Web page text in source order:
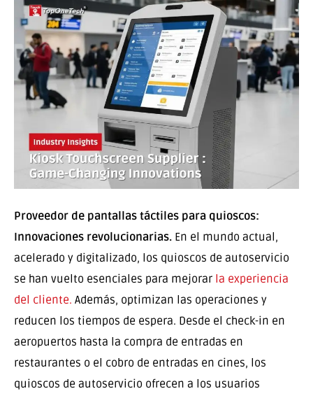
Proveedor de pantallas táctiles para quioscos:
Innovaciones revolucionarias. En el mundo actual,
acelerado y digitalizado, los quioscos de autoservicio
se han vuelto esenciales para mejorar la experiencia
del cliente. Además, optimizan las operaciones y
reducen los tiempos de espera. Desde el check-in en
aeropuertos hasta la compra de entradas en
restaurantes o el cobro de entradas en cines, los
quioscos de autoservicio ofrecen a los usuarios